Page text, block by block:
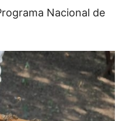
Nacional de